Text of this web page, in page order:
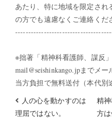
あたり、特に地域を限定さ
の方でも遠慮なくご連絡くだ
※拙著「精神科看護師、謀反
mail@seishinkango.jpまでメ
当方負担で無料送付（本代別
人の心を動かすのは
理屈ではない。
精
方